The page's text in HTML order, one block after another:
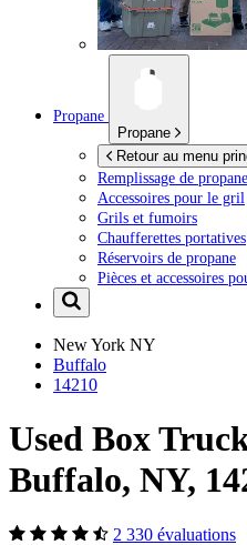
Propane
Propane
Retour au menu
Remplissage de propane
Accessoires pour le gril
Grils et fumoirs
Chaufferettes portatives
Réservoirs de propane
Pièces et accessoires
New York NY
Buffalo
14210
Used Box
Buffalo, NY,
2 330 évaluations